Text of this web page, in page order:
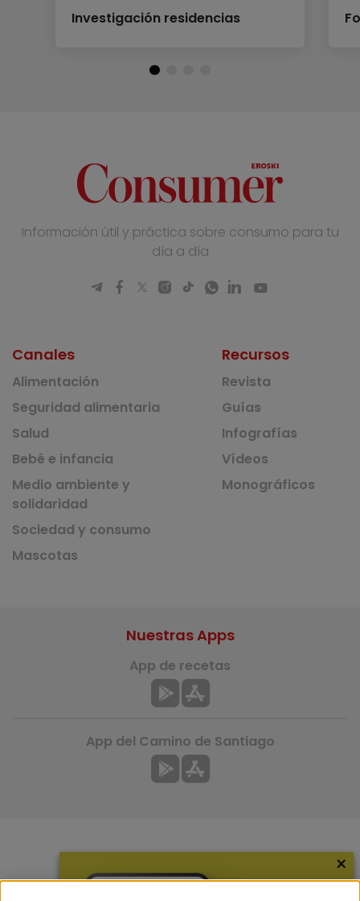
Investigación residencias
Información útil y práctica sobre consumo para tu
día a día
Canales
Alimentación
Seguridad alimentaria
Salud
Bebé e infancia
Medio ambiente y
solidaridad
Sociedad y consumo
Mascotas
Recursos
Revista
Guías
Infografías
Vídeos
Monográficos
Nuestras Apps
App de recetas
App del Camino de Santiago
×